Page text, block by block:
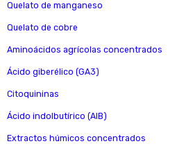
Quelato de manganeso
Quelato de cobre
Aminoácidos agrícolas concentrados
Ácido giberélico (GA3)
Citoquininas
Ácido indolbutírico (AIB)
Extractos húmicos concentrados